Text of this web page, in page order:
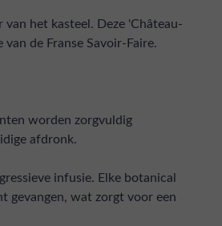
het kasteel. Deze 'Château-
de Franse Savoir-Faire.
worden zorgvuldig
afdronk.
infusie. Elke botanical
gevangen, wat zorgt voor een